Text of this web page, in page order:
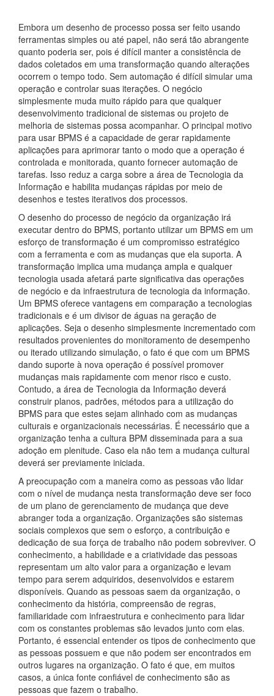
Embora um desenho de processo possa ser feito usando
ferramentas simples ou até papel, não será tão abrangente
quanto poderia ser, pois é difícil manter a consistência de
dados coletados em uma transformação quando alterações
ocorrem o tempo todo. Sem automação é difícil simular uma
operação e controlar suas iterações. O negócio
simplesmente muda muito rápido para que qualquer
desenvolvimento tradicional de sistemas ou projeto de
melhoria de sistemas possa acompanhar. O principal motivo
para usar BPMS é a capacidade de gerar rapidamente
aplicações para aprimorar tanto o modo que a operação é
controlada e monitorada, quanto fornecer automação de
tarefas. Isso reduz a carga sobre a área de Tecnologia da
Informação e habilita mudanças rápidas por meio de
desenhos e testes iterativos dos processos.
O desenho do processo de negócio da organização irá
executar dentro do BPMS, portanto utilizar um BPMS em um
esforço de transformação é um compromisso estratégico
com a ferramenta e com as mudanças que ela suporta. A
transformação implica uma mudança ampla e qualquer
tecnologia usada afetará parte significativa das operações
de negócio e da infraestrutura de tecnologia da informação.
Um BPMS oferece vantagens em comparação a tecnologias
tradicionais e é um divisor de águas na geração de
aplicações. Seja o desenho simplesmente incrementado com
resultados provenientes do monitoramento de desempenho
ou iterado utilizando simulação, o fato é que com um BPMS
dando suporte à nova operação é possível promover
mudanças mais rapidamente com menor risco e custo.
Contudo, a área de Tecnologia da Informação deverá
construir planos, padrões, métodos para a utilização do
BPMS para que estes sejam alinhado com as mudanças
culturais e organizacionais necessárias. É necessário que a
organização tenha a cultura BPM disseminada para a sua
adoção em plenitude. Caso ela não tem a mudança cultural
deverá ser previamente iniciada.
A preocupação com a maneira como as pessoas vão lidar
com o nível de mudança nesta transformação deve ser foco
de um plano de gerenciamento de mudança que deve
abranger toda a organização. Organizações são sistemas
sociais complexos que sem o esforço, a contribuição e
dedicação de sua força de trabalho não podem sobreviver. O
conhecimento, a habilidade e a criatividade das pessoas
representam um alto valor para a organização e levam
tempo para serem adquiridos, desenvolvidos e estarem
disponíveis. Quando as pessoas saem da organização, o
conhecimento da história, compreensão de regras,
familiaridade com infraestrutura e conhecimento para lidar
com os constantes problemas são levados junto com elas.
Portanto, é essencial entender os tipos de conhecimento que
as pessoas possuem e que não podem ser encontrados em
outros lugares na organização. O fato é que, em muitos
casos, a única fonte confiável de conhecimento são as
pessoas que fazem o trabalho.